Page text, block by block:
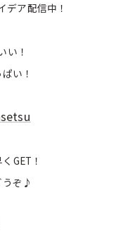
デア配信中！
い！
い！
GET！
うぞ♪